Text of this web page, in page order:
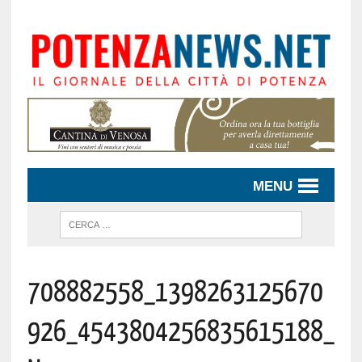
MENU
708882558_1398263125670
926_4543804256835615188_